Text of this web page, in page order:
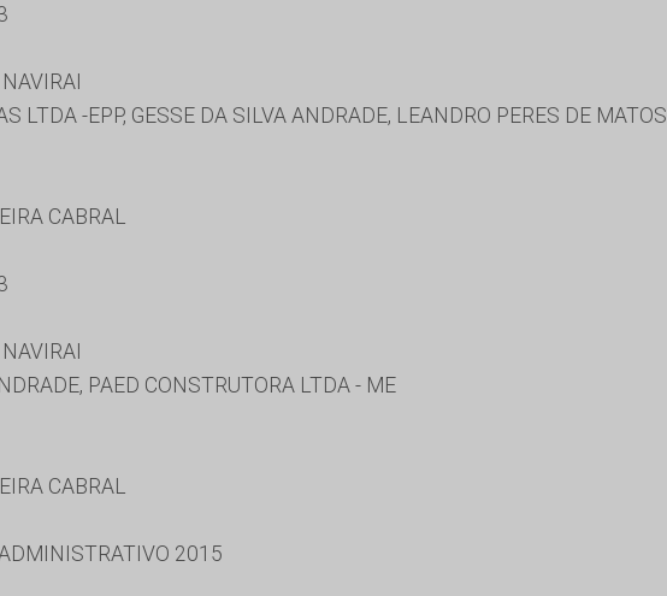
LTDA -EPP, GESSE DA SILVA ANDRADE, LEANDRO PERES DE MATOS
CABRAL
PAED CONSTRUTORA LTDA - ME
CABRAL
2015